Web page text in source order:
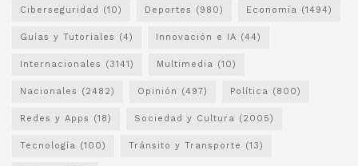
Ciberseguridad (10) Deportes (980) Economía (1494)
Guías y Tutoriales (4) Innovación e IA (44)
Internacionales (3141) Multimedia (10)
Nacionales (2482) Opinión (497) Política (800)
Redes y Apps (18) Sociedad y Cultura (2005)
Tecnología (100) Tránsito y Transporte (13)